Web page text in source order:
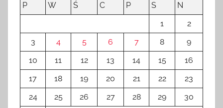
P
W Ś C P S
N
1
2
3
4 5 6 7 8
9
10
11 12 13 14 15
16
17
18 19 20 21 22
23
24
25 26 27 28 29 30